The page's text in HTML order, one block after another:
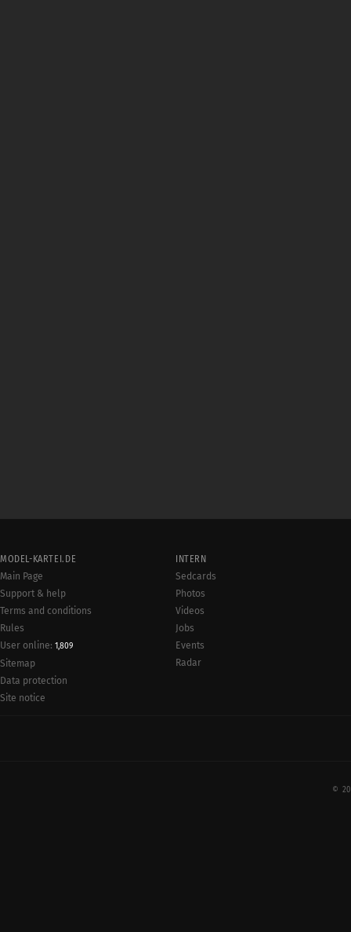
MODEL-KARTEI.DE
Main Page
Support & help
Terms and conditions
Rules
User online: 1,809
Sitemap
Data protection
Site notice
INTERN
Sedcards
Photos
Videos
Jobs
Events
Radar
©